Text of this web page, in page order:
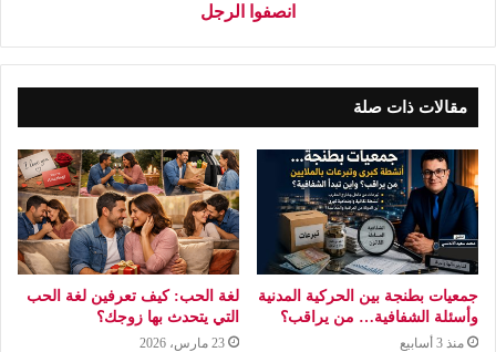
انصفوا الرجل
مقالات ذات صلة
جمعيات بطنجة بين الحركية المدنية
وأسئلة الشفافية… من يراقب؟
منذ 3 أسابيع
لغة الحب: كيف تعرفين لغة الحب
التي يتحدث بها زوجك؟
23 مارس، 2026